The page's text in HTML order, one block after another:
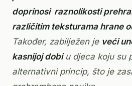
doprinosi raznolikosti
različitim teksturama hrane
Također, zabilježen je veći
kasnijoj dobiu djeca koju su
alternativni princip, što je